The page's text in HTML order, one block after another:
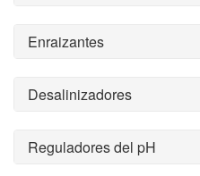
Enraizantes
Desalinizadores
Reguladores del pH